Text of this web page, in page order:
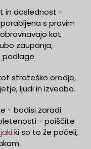
in doslednost -
s pravim
kot
zaupanja,
podlage.
strateško orodje,
ljudi in izvedbo.
- bodisi zaradi
- poiščite
ki so to že počeli,